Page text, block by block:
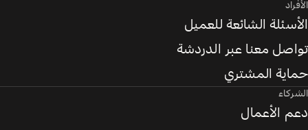
الأفراد
الأسئلة الشائعة للعميل
تواصل معنا عبر الدردشة
حماية المشتري
الشركاء
دعم الأعمال